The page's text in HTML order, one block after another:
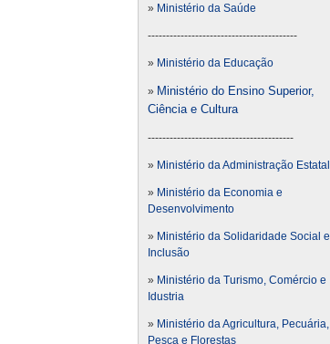
» Ministério da Saúde
-----------------------------------------
» Ministério da Educação
» Ministério do Ensino Superior,
Ciência e Cultura
----------------------------------------
» Ministério da Administração Estatal
» Ministério da Economia e
Desenvolvimento
» Ministério da Solidaridade Social e
Inclusão
» Ministério da Turismo, Comércio e
Idustria
» Ministério da Agricultura, Pecuária,
Pesca e Florestas